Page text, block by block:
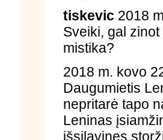
tiskevic 2018
Sveiki, gal
mistika?
2018 m. kovo
Daugumietis
nepritarė tapo
Leninas
išsilavinęs